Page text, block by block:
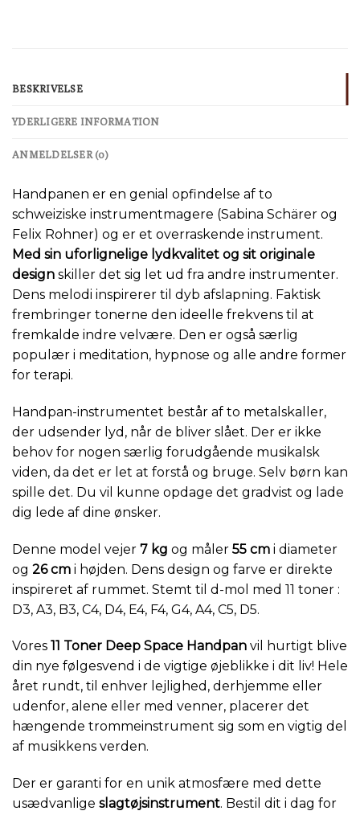
BESKRIVELSE
YDERLIGERE INFORMATION
ANMELDELSER (0)
Handpanen er en genial opfindelse af to
schweiziske instrumentmagere (Sabina Schärer og
Felix Rohner) og er et overraskende instrument.
Med sin uforlignelige lydkvalitet og sit originale
design skiller det sig let ud fra andre instrumenter.
Dens melodi inspirerer til dyb afslapning. Faktisk
frembringer tonerne den ideelle frekvens til at
fremkalde indre velvære. Den er også særlig
populær i meditation, hypnose og alle andre former
for terapi.
Handpan-instrumentet består af to metalskaller,
der udsender lyd, når de bliver slået. Der er ikke
behov for nogen særlig forudgående musikalsk
viden, da det er let at forstå og bruge. Selv børn kan
spille det. Du vil kunne opdage det gradvist og lade
dig lede af dine ønsker.
Denne model vejer 7 kg og måler 55 cm i diameter
og 26 cm i højden. Dens design og farve er direkte
inspireret af rummet. Stemt til d-mol med 11 toner :
D3, A3, B3, C4, D4, E4, F4, G4, A4, C5, D5.
Vores 11 Toner Deep Space Handpan vil hurtigt blive
din nye følgesvend i de vigtige øjeblikke i dit liv! Hele
året rundt, til enhver lejlighed, derhjemme eller
udenfor, alene eller med venner, placerer det
hængende trommeinstrument sig som en vigtig del
af musikkens verden.
Der er garanti for en unik atmosfære med dette
usædvanlige slagtøjsinstrument. Bestil dit i dag for